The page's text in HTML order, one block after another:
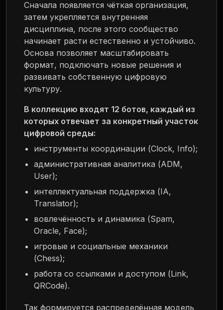
Сначала появляется чёткая организация,
затем укрепляется внутренняя
дисциплина, после этого сообщество
начинает расти естественно и устойчиво.
Основа позволяет масштабировать
формат, подключать новые решения и
развивать собственную цифровую
культуру.
В коллекцию входят 12 ботов, каждый из
которых отвечает за конкретный участок
цифровой среды:
инструменты координации (Clock, Info);
административная аналитика (ADM,
User);
интеллектуальная поддержка (IA,
Translator);
вовлечённость и динамика (Spam,
Oracle, Face);
игровые и социальные механики
(Chess);
работа со ссылками и доступом (Link,
QRCode).
Так формируется распределённая модель